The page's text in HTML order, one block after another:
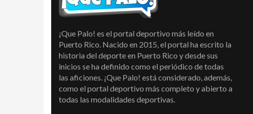
¡Que Palo! es el portal deportivo más leído en
Puerto Rico. Nacido en 2015, el portal ha escrito la
historia del deporte en Puerto Rico y desde sus
inicios se ha definido como el periódico de todas
las aficiones. ¡Que Palo! está considerado, además,
como el portal deportivo más completo y abierto a
todas las modalidades deportivas.